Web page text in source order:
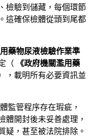
檢驗到儲藏，每個環節
這確保檢體從頭到尾都
用藥物尿液檢驗作業準
（
《政府機關濫用藥
，載明所有必要資訊並
監管程序存在瑕疵，
體開封後未妥善處理，
疑，甚至被法院排除。